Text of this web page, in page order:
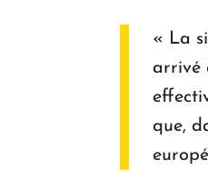
« La
arrivé
que,